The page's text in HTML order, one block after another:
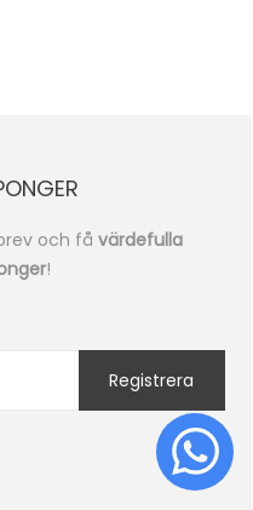
och få värdefulla
!